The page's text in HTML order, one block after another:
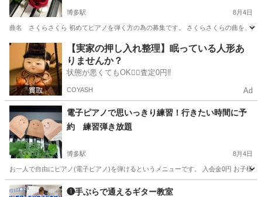
博多駅 8月4日
曲名 さくらさくら 初めてピアノを弾く方の為の募集です。 さくらさくらの曲を、弾
福岡 福岡市 博多駅 ピアノ
【実家の押し入れ整理】眠っている人形あ
りませんか？
状態が悪くてもOK🙆‍♀️査定0円‼️
COYASH Ad
電子ピアノで思いっきり練習！行きたい時間に予
約 練習弾き放題
博多駅 8月4日
お一人で自由にピアノ(電子ピアノ)を弾けるというメニューです。 入会金0円 お子様
福岡 福岡市 博多駅 ピアノ
❶手ぶらで通えるギター教室